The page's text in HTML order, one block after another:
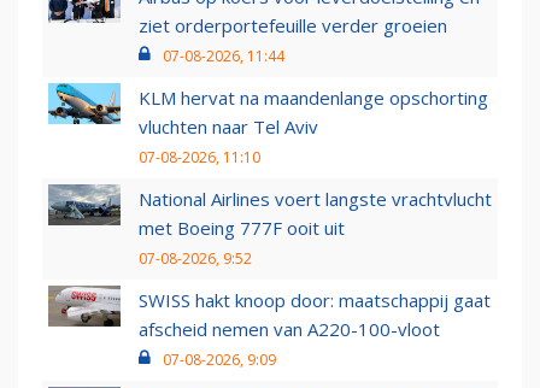
ziet orderportefeuille verder groeien
07-08-2026, 11:44
KLM hervat na maandenlange opschorting
vluchten naar Tel Aviv
07-08-2026, 11:10
National Airlines voert langste vrachtvlucht
met Boeing 777F ooit uit
07-08-2026, 9:52
SWISS hakt knoop door: maatschappij gaat
afscheid nemen van A220-100-vloot
07-08-2026, 9:09